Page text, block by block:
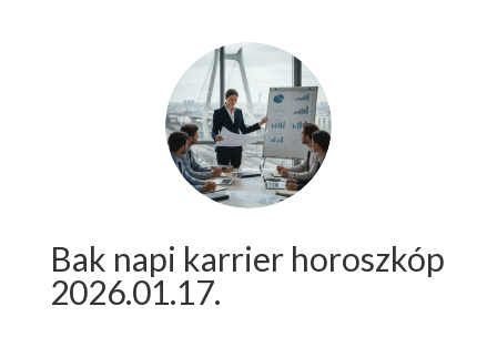
Bak napi karrier horoszkóp
2026.01.17.